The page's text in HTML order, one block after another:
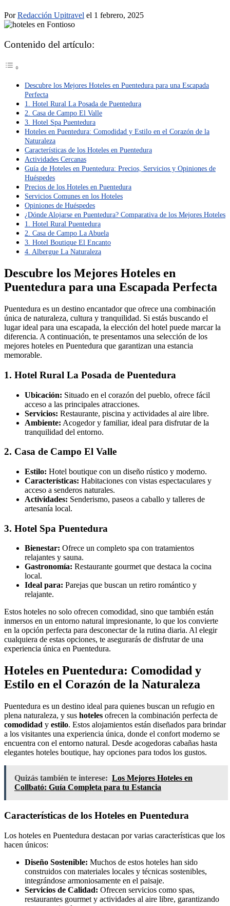
PorRedacción Upitravel el 1 febrero, 2025
Contenido del artículo:
Descubre los Mejores Hoteles en Puentedura para una Escapada
Perfecta
1. Hotel Rural La Posada de Puentedura
2. Casa de Campo El Valle
3. Hotel Spa Puentedura
Hoteles en Puentedura: Comodidad y Estilo en el Corazón de la
Naturaleza
Características de los Hoteles en Puentedura
Actividades Cercanas
Guía de Hoteles en Puentedura: Precios, Servicios y Opiniones de
Huéspedes
Precios de los Hoteles en Puentedura
Servicios Comunes en los Hoteles
Opiniones de Huéspedes
¿Dónde Alojarse en Puentedura? Comparativa de los Mejores Hoteles
1. Hotel Rural Puentedura
2. Casa de Campo La Abuela
3. Hotel Boutique El Encanto
4. Albergue La Naturaleza
Descubre los Mejores Hoteles en
Puentedura para una Escapada Perfecta
Puentedura es un destino encantador que ofrece una combinación
única de naturaleza, cultura y tranquilidad. Si estás buscando el
lugar ideal para una escapada, la elección del hotel puede marcar la
diferencia. A continuación, te presentamos una selección de los
mejores hoteles en Puentedura que garantizan una estancia
memorable.
1. Hotel Rural La Posada de Puentedura
Ubicación: Situado en el corazón del pueblo, ofrece fácil
acceso a las principales atracciones.
Servicios: Restaurante, piscina y actividades al aire libre.
Ambiente: Acogedor y familiar, ideal para disfrutar de la
tranquilidad del entorno.
2. Casa de Campo El Valle
Estilo: Hotel boutique con un diseño rústico y moderno.
Características: Habitaciones con vistas espectaculares y
acceso a senderos naturales.
Actividades: Senderismo, paseos a caballo y talleres de
artesanía local.
3. Hotel Spa Puentedura
Bienestar: Ofrece un completo spa con tratamientos
relajantes y sauna.
Gastronomía: Restaurante gourmet que destaca la cocina
local.
Ideal para: Parejas que buscan un retiro romántico y
relajante.
Estos hoteles no solo ofrecen comodidad, sino que también están
inmersos en un entorno natural impresionante, lo que los convierte
en la opción perfecta para desconectar de la rutina diaria. Al elegir
cualquiera de estas opciones, te asegurarás de disfrutar de una
experiencia única en Puentedura.
Hoteles en Puentedura: Comodidad y
Estilo en el Corazón de la Naturaleza
Puentedura es un destino ideal para quienes buscan un refugio en
plena naturaleza, y sus hoteles ofrecen la combinación perfecta de
comodidad y estilo. Estos alojamientos están diseñados para brindar
a los visitantes una experiencia única, donde el confort moderno se
encuentra con el entorno natural. Desde acogedoras cabañas hasta
elegantes hoteles boutique, hay opciones para todos los gustos.
Quizás también te interese: Los Mejores Hoteles en
Collbató: Guía Completa para tu Estancia
Características de los Hoteles en Puentedura
Los hoteles en Puentedura destacan por varias características que los
hacen únicos:
Diseño Sostenible: Muchos de estos hoteles han sido
construidos con materiales locales y técnicas sostenibles,
integrándose armoniosamente en el paisaje.
Servicios de Calidad: Ofrecen servicios como spas,
restaurantes gourmet y actividades al aire libre, garantizando